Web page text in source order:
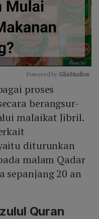
Powered by GliaStudios
proses
berangsur-
malaikat Jibril.
diturunkan
malam Qadar
sepanjang 20 an
Quran